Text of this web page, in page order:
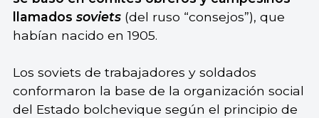
llamados soviets(del ruso “consejos”), que
habían nacido en 1905.
Los soviets de trabajadores y soldados
conformaron la base de la organización social
del Estado bolchevique según el principio de